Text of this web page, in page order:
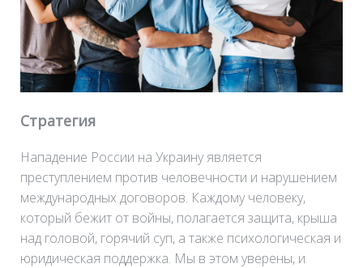
Стратегия
Нападение России на Украину является
преступлением против человечности и нарушением
международных договоров. Каждому человеку,
который бежит от войны, полагается защита, крыша
над головой, горячий суп, а также психологическая и
юридическая поддержка. Мы в этом уверены, и